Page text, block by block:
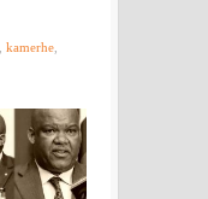
kamerhe